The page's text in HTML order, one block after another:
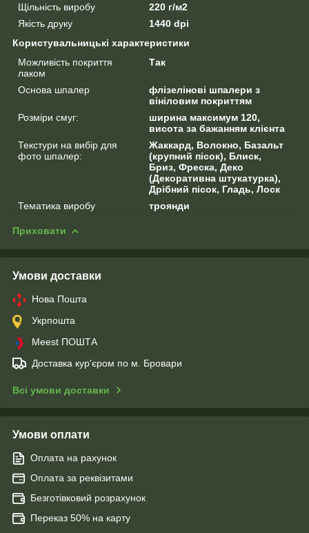
Щільність виробу
220 г/м2
Якість друку
1440 dpi
Користувальницькі характеристики
Можливість покриття
лаком
Так
Основа шпалер
флізелінові шпалери з
вініловим покриттям
Розміри смуг:
ширина максимум 120,
висота за бажанням клієнта
Текстури на вибір для
фото шпалер:
Жаккард, Волокно, Базальт
(крупний пісок), Блиск,
Бриз, Фреска, Деко
(Декоративна штукатурка),
Дрібний пісок, Гладь, Лоск
Тематика виробу
троянди
Приховати
Умови доставки
Нова Пошта
Укрпошта
Meest ПОШТА
Доставка кур'єром по м. Бровари
Всі умови доставки
Умови оплати
Оплата на рахунок
Оплата за реквізитами
Безготівковий розрахунок
Переказ 50% на карту